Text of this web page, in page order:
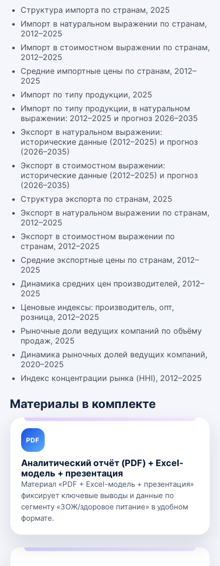
Структура импорта по странам, 2025
Импорт в натуральном выражении по странам,
2012–2025
Импорт в стоимостном выражении по странам,
2012–2025
Средние импортные цены по странам, 2012–
2025
Импорт по типу продукции, 2025
Импорт по типу продукции, в натуральном
выражении: 2012–2025 и прогноз 2026–2035
Экспорт в натуральном выражении:
исторические данные (2012–2025) и прогноз
(2026–2035)
Экспорт в стоимостном выражении:
исторические данные (2012–2025) и прогноз
(2026–2035)
Структура экспорта по странам, 2025
Экспорт в натуральном выражении по странам,
2012–2025
Экспорт в стоимостном выражении по
странам, 2012–2025
Средние экспортные цены по странам, 2012–
2025
Динамика средних цен производителей, 2012–
2025
Ценовые индексы: производитель, опт,
розница, 2012–2025
Рыночные доли ведущих компаний по объёму
продаж, 2025
Динамика рыночных долей ведущих компаний,
2020–2025
Индекс концентрации рынка (HHI), 2012–2025
Материалы в комплекте
PDF
Аналитический отчёт (PDF) + Excel-
модель + презентация
Материал «PDF + Excel-модель + презентация»
фиксирует ключевые выводы и данные по
сегменту «ЗОЖ/здоровое питание» в удобном
формате.